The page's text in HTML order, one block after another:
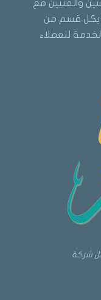
والفنيين مع
بكل قسم من
للعملاء
شركة